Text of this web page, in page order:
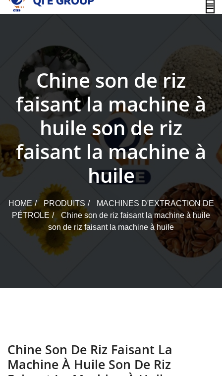
content
Chine son de riz
faisant la machine à
huile son de riz
faisant la machine à
huile
HOME PRODUITS
MACHINES D'EXTRACTION DE
PÉTROLE
Chine son de riz faisant la machine à huile
son de riz faisant la machine à huile
Chine Son De Riz Faisant La
Machine À Huile Son De Riz